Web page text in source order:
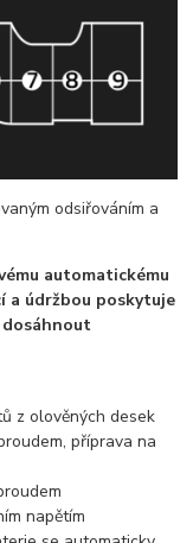
odsiřováním a
automatickému
a údržbou poskytuje
dosáhnout
z olověných desek
příprava na
napětím